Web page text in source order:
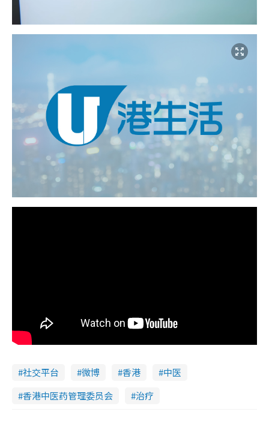
社交平台 微博 香港
中医
香港中医药管理委员会
治疗